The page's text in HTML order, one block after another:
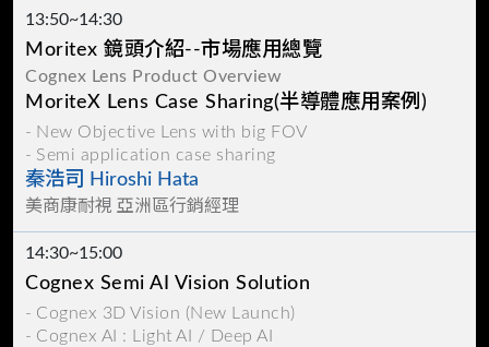
13:50~14:30
Moritex 鏡頭介紹--市場應用總覽
Cognex Lens Product Overview
MoriteX Lens Case Sharing(半導體應用案例)
New Objective Lens with big FOV
Semi application case sharing
秦浩司 Hiroshi Hata
美商康耐視 亞洲區行銷經理
14:30~15:00
Cognex Semi AI Vision Solution
Cognex 3D Vision (New Launch)
Cognex AI : Light AI / Deep AI